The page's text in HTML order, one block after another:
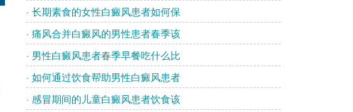
· 长期素食的女性白癜风患者如何保
· 痛风合并白癜风的男性患者春季该
· 男性白癜风患者春季早餐吃什么比
· 如何通过饮食帮助男性白癜风患者
· 感冒期间的儿童白癜风患者饮食该